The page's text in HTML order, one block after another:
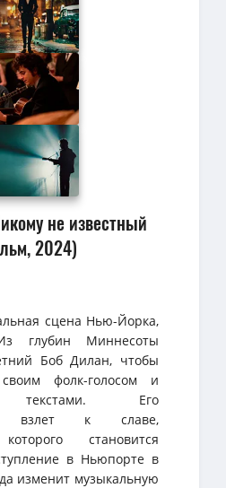
не известный
2024)
сцена Нью-Йорка,
глубин Миннесоты
Боб Дилан, чтобы
фолк-голосом и
текстами. Его
взлет к славе,
становится
в Ньюпорте в
изменит музыкальную